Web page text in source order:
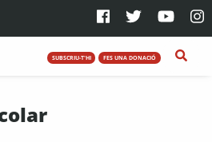
SUBSCRIU-T'HI FES UNA DONACIÓ